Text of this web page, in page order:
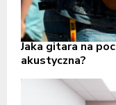
Jaka gitara na
akustyczna?